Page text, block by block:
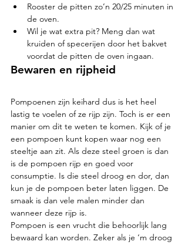
Rooster de pitten zo’n 20/25 minuten in
de oven.
Wil je wat extra pit? Meng dan wat
kruiden of specerijen door het bakvet
voordat de pitten de oven ingaan.
Bewaren en rijpheid
Pompoenen zijn keihard dus is het heel
lastig te voelen of ze rijp zijn. Toch is er een
manier om dit te weten te komen. Kijk of je
een pompoen kunt kopen waar nog een
steeltje aan zit. Als deze steel groen is dan
is de pompoen rijp en goed voor
consumptie. Is die steel droog en dor, dan
kun je de pompoen beter laten liggen. De
smaak is dan vele malen minder dan
wanneer deze rijp is.
Pompoen is een vrucht die behoorlijk lang
bewaard kan worden. Zeker als je ‘m droog